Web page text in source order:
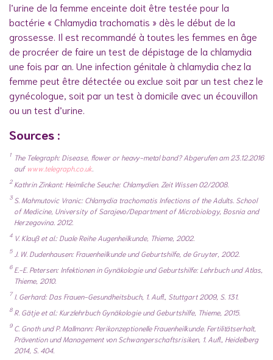
l’urine de la femme enceinte doit être testée pour la
bactérie « Chlamydia trachomatis » dès le début de la
grossesse. Il est recommandé à toutes les femmes en âge
de procréer de faire un test de dépistage de la chlamydia
une fois par an. Une infection génitale à chlamydia chez la
femme peut être détectée ou exclue soit par un test chez le
gynécologue, soit par un test à domicile avec un écouvillon
ou un test d’urine.
Sources :
1 The Telegraph: Disease, flower or heavy-metal band? Abgerufen am 23.12.2016
auf www.telegraph.co.uk
2 Kathrin Zinkant: Heimliche Seuche: Chlamydien. Zeit Wissen 02/2008.
3 S. Mahmutovic Vranic: Chlamydia trachomatis Infections of the Adults. School
of Medicine, University of Sarajevo/Department of Microbiology, Bosnia and
Herzegovina. 2012.
4 V. Klauß et al.: Duale Reihe Augenheilkunde, Thieme, 2002.
5 J. W. Dudenhausen: Frauenheilkunde und Geburtshilfe, de Gruyter, 2002.
6 E.-E. Petersen: Infektionen in Gynäkologie und Geburtshilfe: Lehrbuch und Atlas,
Thieme, 2010.
7 I. Gerhard: Das Frauen-Gesundheitsbuch, 1. Aufl., Stuttgart 2009, S. 131.
8 R. Gätje et al.: Kurzlehrbuch Gynäkologie und Geburtshilfe, Thieme, 2015.
9 C. Gnoth und P. Mallmann: Perikonzeptionelle Frauenheilkunde. Fertilitätserhalt,
Prävention und Management von Schwangerschaftsrisiken, 1. Aufl., Heidelberg
2014, S. 404.